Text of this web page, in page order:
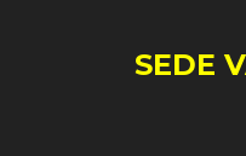
SEDE